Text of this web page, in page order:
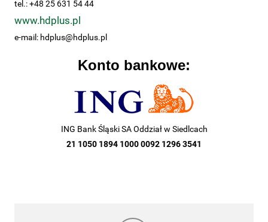
tel.: +48 25 631 54 44
www.hdplus.pl
e-mail: hdplus@hdplus.pl
Konto bankowe:
ING Bank Śląski SA Oddział w Siedlcach
21 1050 1894 1000 0092 1296 3541